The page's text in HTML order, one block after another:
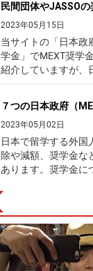
学生のサポートをす
らアルバイトを紹介
ります。学校の中の
集情報が掲示されて
【学校からの紹介】 ・多くの場合、安心して
輩や友人からの紹介 多くの先輩たちは先輩留
学生や友だちからア
っています。飲食店
ホテルなどにはベト
イトがたくさんいま
れば、採用される可
3．求人情報サイト 人材紹介会社などが運営
外国人OKのアルバ
語ページがあるサイ
[iconpress
Facebookページ「
向けの求人情報がベ
ほか、悩みや相談な
イトやFacebookなど
ことができ、留学経
ッフが対応します。
日本での生活・留学
信している多言語メ
105カ国・地域の約
人約5,000人）が登
公式サイトやベトナ
られるほか、就職活
と、留学経験のある
が対応します。 WA.SA.Bi.を運営しているの
は森興産株式会社
民間団体やJASSOの
2023年05月15日
当サイトの「日本政
学金」でMEXT奨学
紹介していますが、
対しても、民間団体
団体やJASSOの奨学
民間団体などの奨学
って、日本で留学を
が多いです。 民間奨学金の種類と応募方法 民
間団体の奨学金への
由応募の奨学金もあ
学金では、日本に行
多いですが、私費留
学金は、入学してか
す。 ①大学・学校が推薦 留学先の学校（大
学・短大・学校）
７つの日本政府（
2023年05月02日
日本で留学する外国
除や減額、奨学金な
あります。奨学金に
ありますが、この記
科学省＝MEXT）が
金について紹介しま
金については、この
JASSOの奨学金」で紹
府（MEXT）が提供す